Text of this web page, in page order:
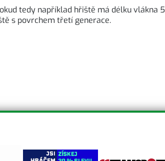
tedy například hřiště má délku vlákna 5
s povrchem třetí generace.